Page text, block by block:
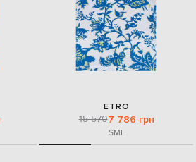
ETRO
15 5707 786 грн
SML